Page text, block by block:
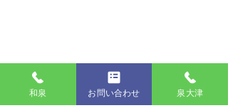
和泉 お問い合わせ 泉大津